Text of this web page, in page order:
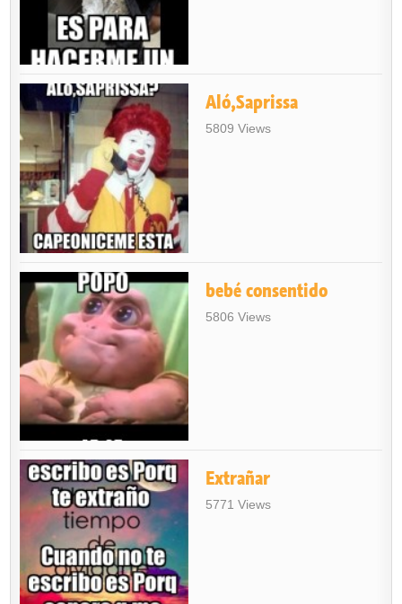
Aló,Saprissa
5809 Views
bebé consentido
5806 Views
Extrañar
5771 Views